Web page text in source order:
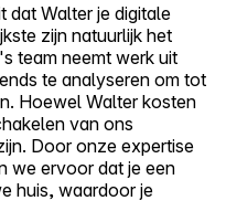
dat Walter je digitale
zijn natuurlijk het
team neemt werk uit
te analyseren om tot
Hoewel Walter kosten
van ons
Door onze expertise
we ervoor dat je een
huis, waardoor je